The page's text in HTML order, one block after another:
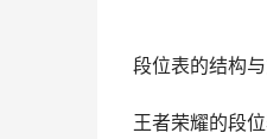
段位表的结构
王者荣耀的段